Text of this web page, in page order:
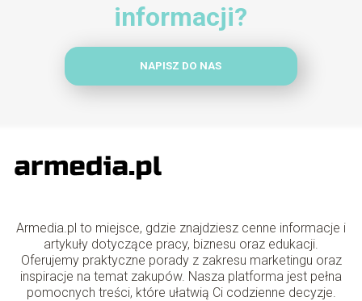
informacji?
NAPISZ DO NAS
Armedia.pl to miejsce, gdzie znajdziesz cenne informacje i
artykuły dotyczące pracy, biznesu oraz edukacji.
Oferujemy praktyczne porady z zakresu marketingu oraz
inspiracje na temat zakupów. Nasza platforma jest pełna
pomocnych treści, które ułatwią Ci codzienne decyzje.